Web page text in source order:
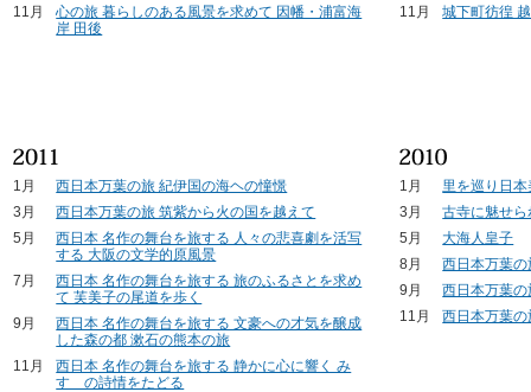
11月
心の旅 暮らしのある風景を求めて 因幡・浦富海
岸 田後
11月
城下町彷徨
1月
西日本万葉の旅 紀伊国の海ヘの憧憬
3月
西日本万葉の旅 筑紫から火の国を越えて
5月
西日本 名作の舞台を旅する 人々の悲喜劇を活写
する 大阪の文学的原風景
7月
西日本 名作の舞台を旅する 旅のふるさとを求め
て 芙美子の尾道を歩く
9月
西日本 名作の舞台を旅する 文豪への才気を醸成
した森の都 漱石の熊本の旅
11月
西日本 名作の舞台を旅する 静かに心に響く み
すゞの詩情をたどる
1月
里を巡り日
3月
古寺に魅せ
5月
大海人皇子
8月
西日本万葉
9月
西日本万葉
11月
西日本万葉